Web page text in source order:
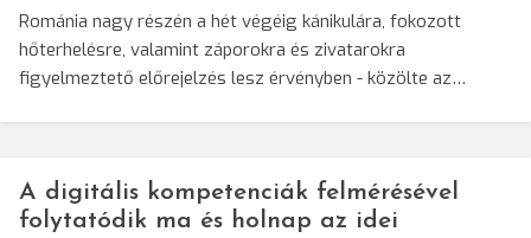
Románia nagy részén a hét végéig kánikulára, fokozott
hőterhelésre, valamint záporokra és zivatarokra
figyelmeztető előrejelzés lesz érvényben - közölte az…
A digitális kompetenciák felmérésével
folytatódik ma és holnap az idei